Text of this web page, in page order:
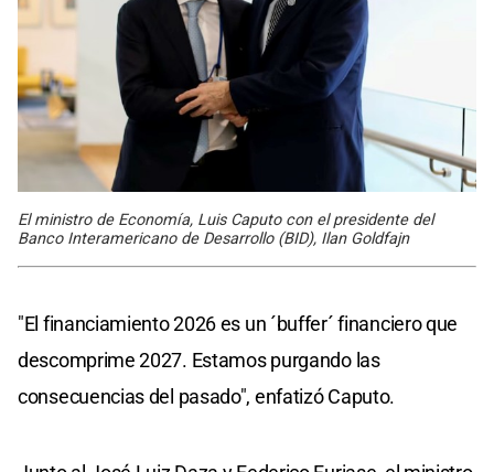
El ministro de Economía, Luis Caputo con el presidente del
Banco Interamericano de Desarrollo (BID), Ilan Goldfajn
"El financiamiento 2026 es un ´buffer´ financiero que
descomprime 2027. Estamos purgando las
consecuencias del pasado", enfatizó Caputo.